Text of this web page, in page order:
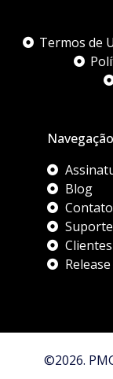
Termos de
Navegação
Blog
Contato
Suporte
Clientes
©2026.